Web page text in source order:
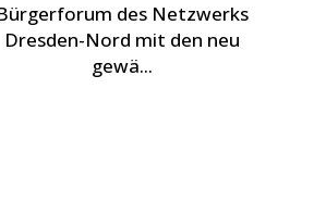
des Netzwerks
Dresden-Nord mit den neu
gewä...